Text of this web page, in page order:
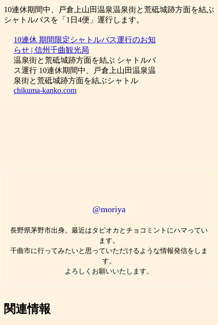
10連休期間中、戸倉上山田温泉温泉街と荒砥城跡方面を結ぶ
シャトルバスを「1日4便」運行します。
10連休 期間限定シャトルバス運行のお知
らせ | 信州千曲観光局
温泉街と荒砥城跡方面を結ぶ シャトルバ
ス運行 10連休期間中、戸倉上山田温泉温
泉街と荒砥城跡方面を結ぶシャトル
chikuma-kanko.com
@moriya
長野県茅野市出身。最近はタピオカとチョコミントにハマってい
ます。
千曲市に行ってみたいと思っていただけるような情報発信をしま
す。
よろしくお願いいたします。
関連情報